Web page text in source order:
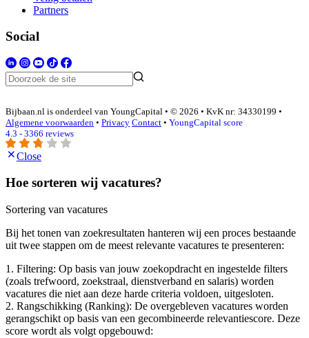
Partners
Social
Bijbaan.nl is onderdeel van YoungCapital • © 2026 • KvK nr: 34330199 •
Algemene voorwaarden • Privacy Contact • YoungCapital score
4.3 - 3366 reviews
Close
Hoe sorteren wij vacatures?
Sortering van vacatures
Bij het tonen van zoekresultaten hanteren wij een proces bestaande
uit twee stappen om de meest relevante vacatures te presenteren:
1. Filtering: Op basis van jouw zoekopdracht en ingestelde filters
(zoals trefwoord, zoekstraal, dienstverband en salaris) worden
vacatures die niet aan deze harde criteria voldoen, uitgesloten.
2. Rangschikking (Ranking): De overgebleven vacatures worden
gerangschikt op basis van een gecombineerde relevantiescore. Deze
score wordt als volgt opgebouwd: